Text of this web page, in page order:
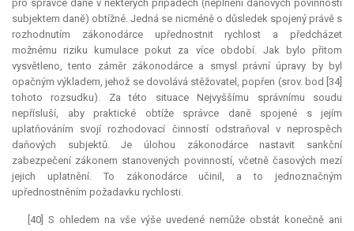
pro správce daně v některých případech (neplnění daňových povinností
subjektem daně) obtížné. Jedná se nicméně o důsledek spojený právě s
rozhodnutím zákonodárce upřednostnit rychlost a předcházet
možnému riziku kumulace pokut za více období. Jak bylo přitom
vysvětleno, tento záměr zákonodárce a smysl právní úpravy by byl
opačným výkladem, jehož se dovolává stěžovatel, popřen (srov. bod [34]
tohoto rozsudku). Za této situace Nejvyššímu správnímu soudu
nepřísluší, aby praktické obtíže správce daně spojené s jejím
uplatňováním svojí rozhodovací činností odstraňoval v neprospěch
daňových subjektů. Je úlohou zákonodárce nastavit sankční
zabezpečení zákonem stanovených povinností, včetně časových mezí
jejich uplatnění. To zákonodárce učinil, a to jednoznačným
upřednostněním požadavku rychlosti.
[40] S ohledem na vše výše uvedené nemůže obstát konečně ani